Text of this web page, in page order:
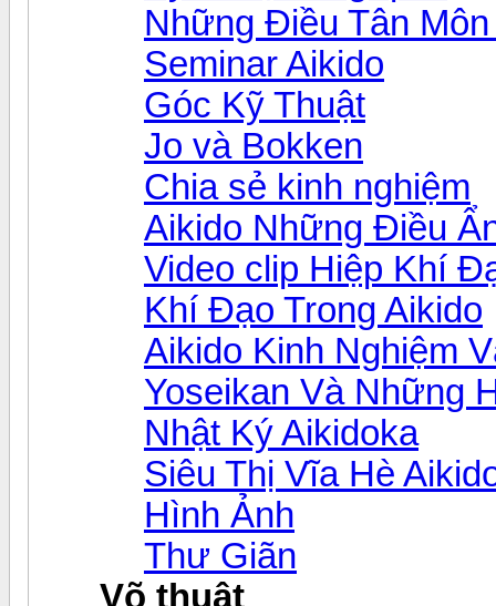
Những Điều Tân
Seminar Aikido
Góc Kỹ Thuật
Jo và Bokken
Chia sẻ kinh nghiệm
Aikido Những Điều
Video clip Hiệp Khí
Khí Đạo Trong Aikido
Aikido Kinh Nghiệm
Yoseikan Và Những
Nhật Ký Aikidoka
Siêu Thị Vĩa Hè
Hình Ảnh
Thư Giãn
Võ thuật